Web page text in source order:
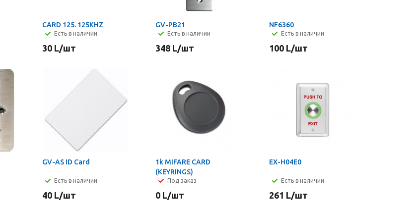
CARD 125. 125KHZ
Есть в наличии
30L/шт
GV-PB21
Есть в наличии
348 L/шт
NF6360
Есть в наличии
100L/шт
GV-AS ID Card
Есть в наличии
40L/шт
1k MIFARE CARD
(KEYRINGS)
Под заказ
0 L/шт
EX-H04E0
Есть в наличии
261 L/шт